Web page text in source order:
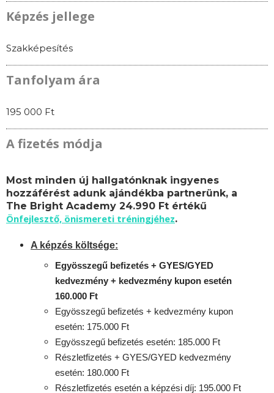
Képzés jellege
Szakképesítés
Tanfolyam ára
195 000 Ft
A fizetés módja
Most minden új hallgatónknak ingyenes
hozzáférést adunk ajándékba partnerünk, a
The Bright Academy 24.990 Ft értékű
Önfejlesztő, önismereti tréningjéhez.
A képzés költsége:
Egyösszegű befizetés + GYES/GYED
kedvezmény + kedvezmény kupon esetén
160.000 Ft
Egyösszegű befizetés + kedvezmény kupon
esetén: 175.000 Ft
Egyösszegű befizetés esetén: 185.000 Ft
Részletfizetés + GYES/GYED kedvezmény
esetén: 180.000 Ft
Részletfizetés esetén a képzési díj: 195.000 Ft